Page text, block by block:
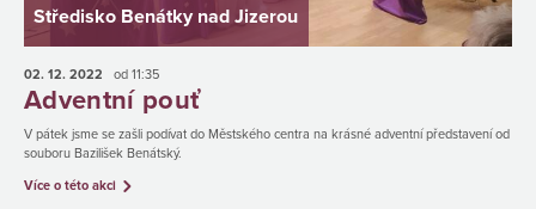
Středisko Benátky nad Jizerou
02. 12. 2022 od 11:35
Adventní pouť
V pátek jsme se zašli podívat do Městského centra na krásné adventní představení od
souboru Bazilišek Benátský.
Více o této akci